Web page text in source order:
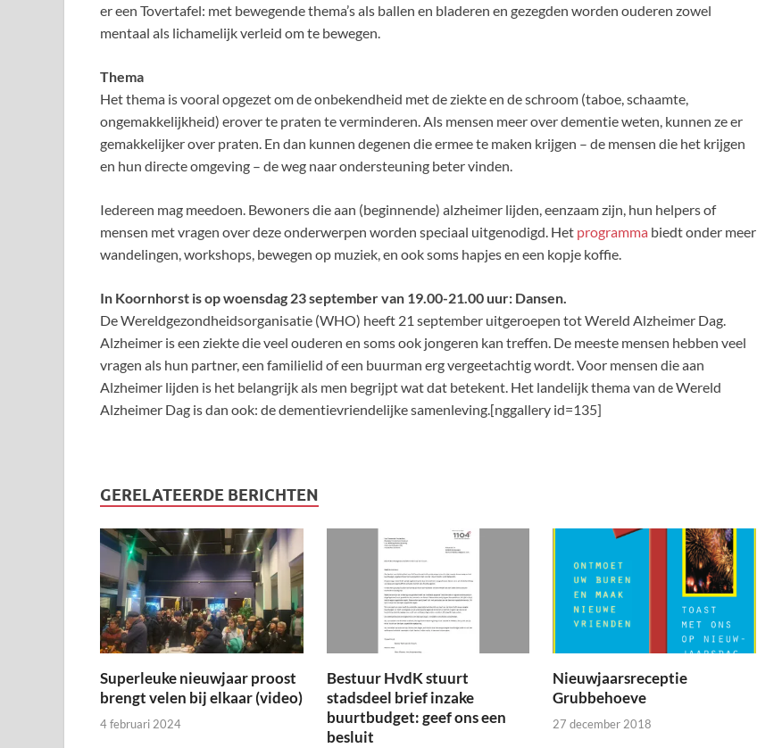
er een Tovertafel: met bewegende thema’s als ballen en bladeren en gezegden worden ouderen zowel
mentaal als lichamelijk verleid om te bewegen.
Thema
Het thema is vooral opgezet om de onbekendheid met de ziekte en de schroom (taboe, schaamte,
ongemakkelijkheid) erover te praten te verminderen. Als mensen meer over dementie weten, kunnen ze er
gemakkelijker over praten. En dan kunnen degenen die ermee te maken krijgen – de mensen die het krijgen
en hun directe omgeving – de weg naar ondersteuning beter vinden.
Iedereen mag meedoen. Bewoners die aan (beginnende) alzheimer lijden, eenzaam zijn, hun helpers of
mensen met vragen over deze onderwerpen worden speciaal uitgenodigd. Het programma biedt onder meer
wandelingen, workshops, bewegen op muziek, en ook soms hapjes en een kopje koffie.
In Koornhorst is op woensdag 23 september van 19.00-21.00 uur: Dansen.
De Wereldgezondheidsorganisatie (WHO) heeft 21 september uitgeroepen tot Wereld Alzheimer Dag.
Alzheimer is een ziekte die veel ouderen en soms ook jongeren kan treffen. De meeste mensen hebben veel
vragen als hun partner, een familielid of een buurman erg vergeetachtig wordt. Voor mensen die aan
Alzheimer lijden is het belangrijk als men begrijpt wat dat betekent. Het landelijk thema van de Wereld
Alzheimer Dag is dan ook: de dementievriendelijke samenleving.[nggallery id=135]
GERELATEERDE BERICHTEN
Superleuke nieuwjaar proost
brengt velen bij elkaar (video)
4 februari 2024
Bestuur HvdK stuurt
stadsdeel brief inzake
buurtbudget: geef ons een
besluit
Nieuwjaarsreceptie
Grubbehoeve
27 december 2018